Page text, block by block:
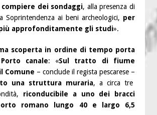
dei sondaggi, alla presenza di
Soprintendenza ai beni archeologici, per
approfonditamente gli studi».
scoperta in ordine di tempo porta
canale: «Sul tratto di fiume
Comune – conclude il regista pescarese –
una struttura muraria, a circa tre
riconducibile a uno dei bracci
romano lungo 40 e largo 6,5